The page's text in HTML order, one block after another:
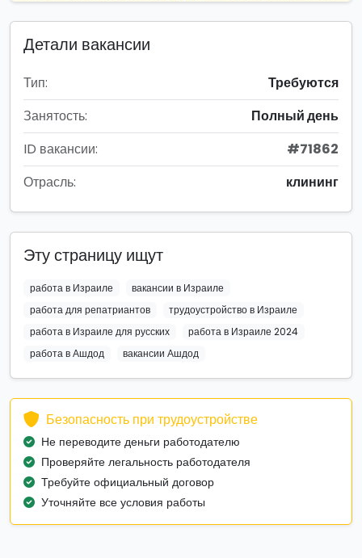
Детали вакансии
Тип:
Требуются
Занятость:
Полный день
ID вакансии:
#71862
Отрасль:
клининг
Эту страницу ищут
работа в Израиле
вакансии в Израиле
работа для репатриантов
трудоустройство в Израиле
работа в Израиле для русских
работа в Израиле 2024
работа в Ашдод
вакансии Ашдод
Безопасность при трудоустройстве
Не переводите деньги работодателю
Проверяйте легальность работодателя
Требуйте официальный договор
Уточняйте все условия работы